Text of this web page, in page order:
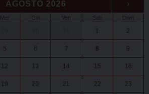
AGOSTO 2026 ›
Mer Gio Ven Sab Dom
1 2
5 6 7 8 9
12 13 14 15 16
19 20 21 22 23